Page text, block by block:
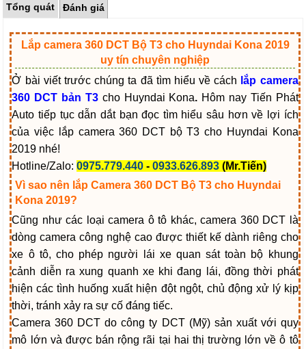
Tổng quát Đánh giá
Lắp camera 360 DCT Bộ T3 cho Huyndai Kona 2019
uy tín chuyên nghiệp
Ở bài viết trước chúng ta đã tìm hiểu về cách lắp camera
360 DCT bản T3cho Huyndai Kona. Hôm nay Tiến Phát
Auto tiếp tục dẫn dắt bạn đọc tìm hiểu sâu hơn về lợi ích
của việc lắp camera 360 DCT bộ T3 cho Huyndai Kona
2019 nhé!
Hotline/Zalo:0975.779.440 -0933.626.893 (Mr.Tiến)
Vì sao nên lắp Camera 360 DCT Bộ T3 cho Huyndai
Kona 2019?
Cũng như các loại camera ô tô khác, camera 360 DCT là
dòng camera công nghệ cao được thiết kế dành riêng cho
xe ô tô, cho phép người lái xe quan sát toàn bộ khung
cảnh diễn ra xung quanh xe khi đang lái, đồng thời phát
hiện các tình huống xuất hiện đột ngột, chủ động xử lý kịp
thời, tránh xảy ra sự cố đáng tiếc.
Camera 360 DCT do công ty DCT (Mỹ) sản xuất với quy
mô lớn và được bán rộng rãi tại hai thị trường lớn về ô tô